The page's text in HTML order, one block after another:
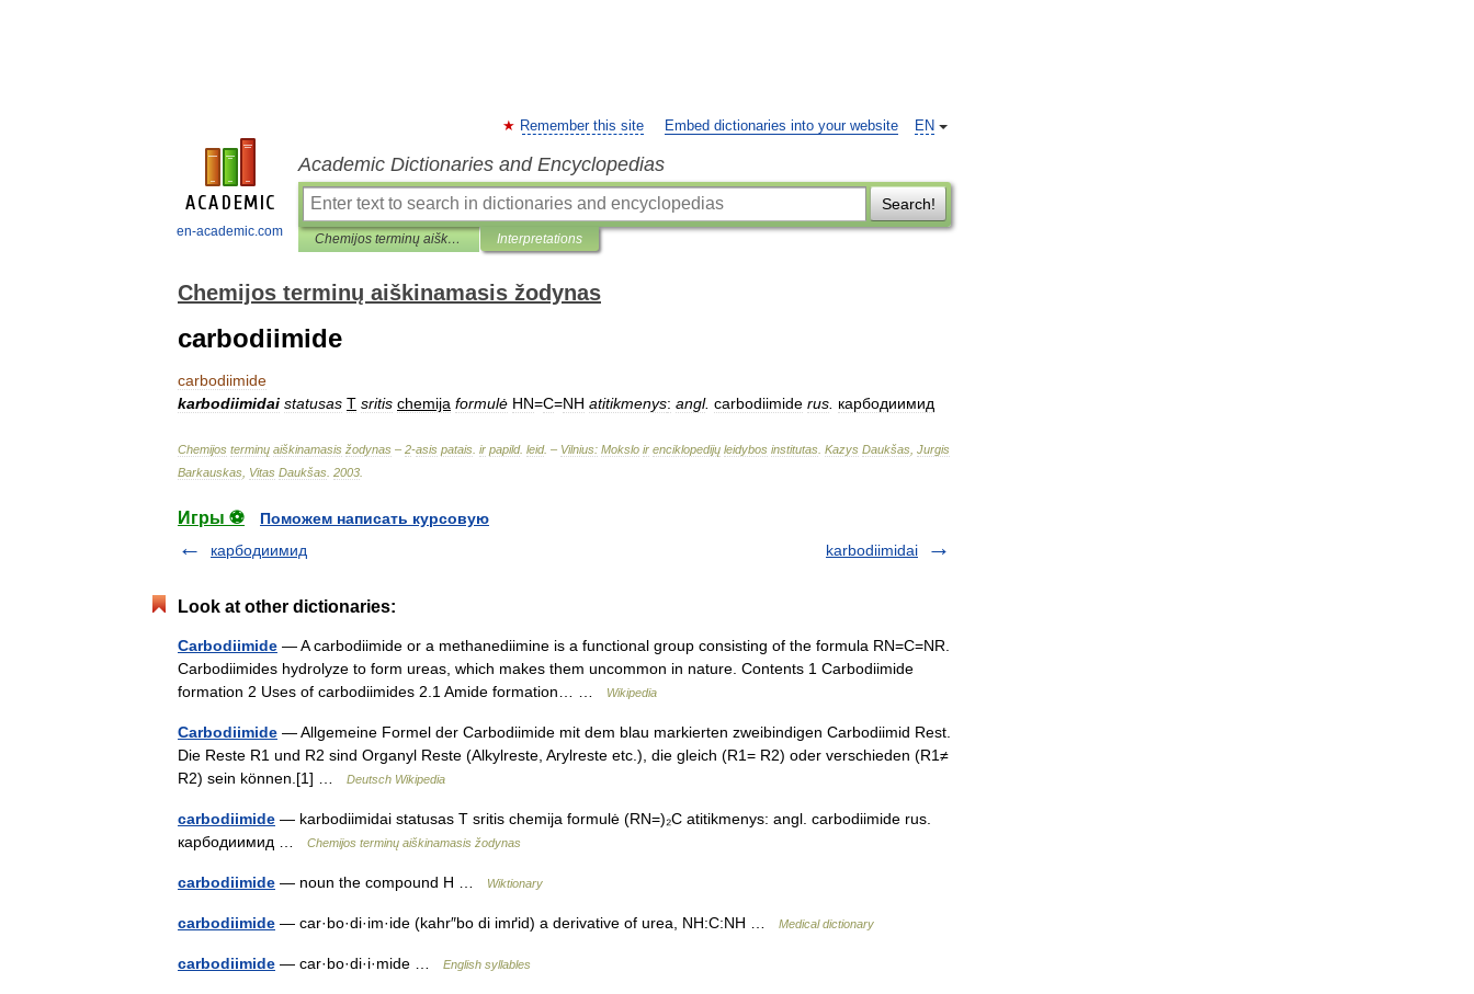
en-academic.com
EN
Remember this site Embed dictionaries into your website
Academic Dictionaries and Encyclopedias
Search!
Chemijos terminų aiškinamasis žodynas Interpretations
Chemijos terminų aiškinamasis žodynas
carbodiimide
carbodiimide
karbodiimidai statusas T sritis chemija formulė HN=C=NH atitikmenys: angl. carbodiimide rus карбодиимид
Chemijos terminų aiškinamasis žodynas – 2-asis patais ir papild. leid. – Vilnius: Mokslo ir enciklopedijų leidybos institutas Kazys Daukšas Jurgis
Barkauskas Vitas Daukšas 2003
Игры ⚽
Поможем написать курсовую
карбодиимид
karbodiimidai
Look at other dictionaries:
Carbodiimide — A carbodiimide or a methanediimine is a functional group consisting of the formula RN=C=NR.
Carbodiimides hydrolyze to form ureas, which makes them uncommon in nature. Contents 1 Carbodiimide
formation 2 Uses of carbodiimides 2.1 Amide formation… …
Wikipedia
Carbodiimide — Allgemeine Formel der Carbodiimide mit dem blau markierten zweibindigen Carbodiimid Rest.
Die Reste R1 und R2 sind Organyl Reste (Alkylreste, Arylreste etc.), die gleich (R1= R2) oder verschieden (R1≠
R2) sein können.[1] …
Deutsch Wikipedia
carbodiimide — karbodiimidai statusas T sritis chemija formulė (RN=)₂C atitikmenys: angl. carbodiimide rus.
карбодиимид …
Chemijos terminų aiškinamasis žodynas
carbodiimide — noun the compound H … Wiktionary
carbodiimide — car·bo·di·im·ide (kahr″bo di imґid) a derivative of urea, NH:C:NH … Medical dictionary
carbodiimide — car·bo·di·i·mide … English syllables